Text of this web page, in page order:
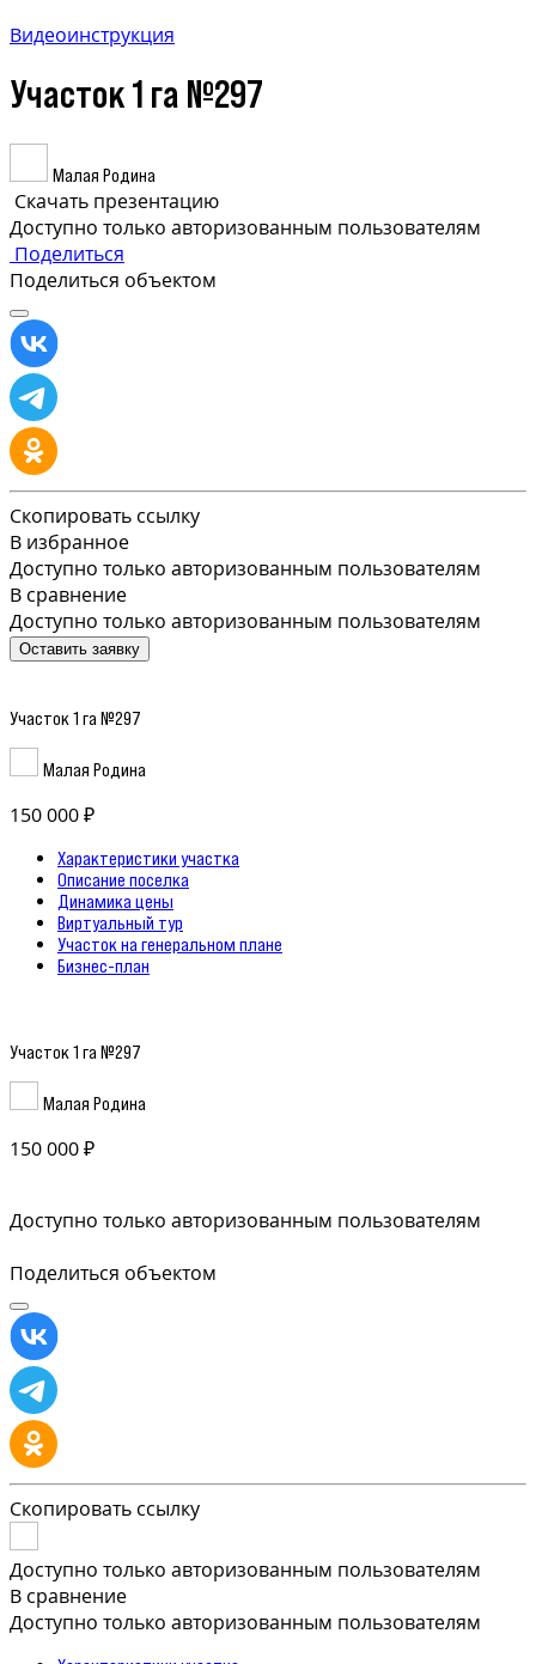
Видеоинструкция
Участок 1 га №297
Малая Родина
Скачать презентацию
Доступно только авторизованным пользователям
Поделиться
Поделиться объектом
Скопировать ссылку
В избранное
Доступно только авторизованным пользователям
В сравнение
Доступно только авторизованным пользователям
Оставить заявку
Участок 1 га №297
Малая Родина
150 000 ₽
Характеристики участка
Описание поселка
Динамика цены
Виртуальный тур
Участок на генеральном плане
Бизнес-план
Участок 1 га №297
Малая Родина
150 000 ₽
Доступно только авторизованным пользователям
Поделиться объектом
Скопировать ссылку
Доступно только авторизованным пользователям
В сравнение
Доступно только авторизованным пользователям